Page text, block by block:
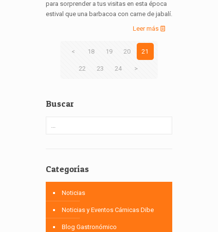
para sorprender a tus visitas en esta época
estival que una barbacoa con carne de jabalí.
Leer más
< 18 19 20 21
22 23 24 >
Buscar
Categorías
Noticias
Noticias y Eventos Cárnicas Dibe
Blog Gastronómico